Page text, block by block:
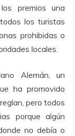
premios una
los turistas
prohibidas o
locales.
Alemán, un
ha promovido
pero todos
porque algún
no debía o